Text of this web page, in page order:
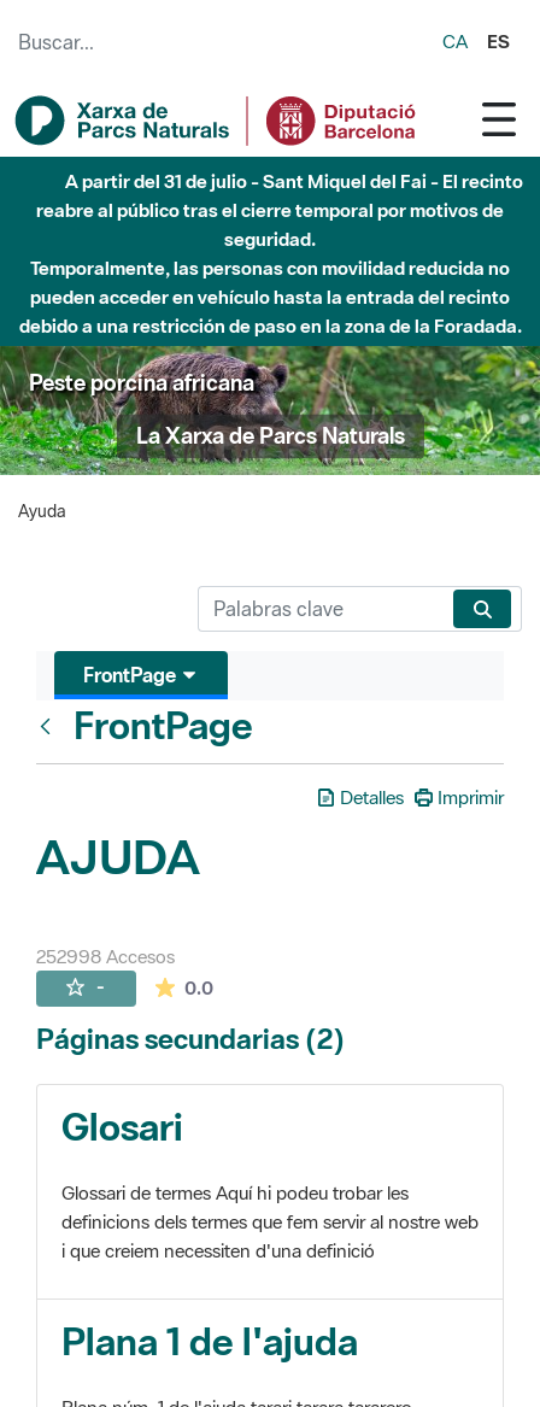
CA ES
A partir del 31 de julio - Sant Miquel del Fai - El recinto
reabre al público tras el cierre temporal por motivos de
seguridad.
Temporalmente, las personas con movilidad reducida no
pueden acceder en vehículo hasta la entrada del recinto
debido a una restricción de paso en la zona de la Foradada.
Peste porcina africana
La Xarxa de Parcs Naturals
Ayuda
FrontPage
FrontPage
Detalles Imprimir
AJUDA
252998 Accesos
- 0.0La valoración media es de 0 estrellas de
Páginas secundarias (2)
Glosari
Glossari de termes Aquí hi podeu trobar les
definicions dels termes que fem servir al nostre web
i que creiem necessiten d'una definició
Plana 1 de l'ajuda